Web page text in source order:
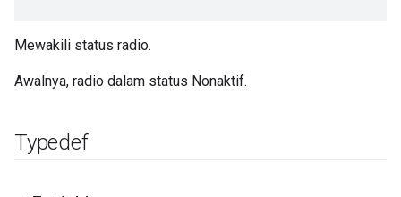
Mewakili status radio.
Awalnya, radio dalam status Nonaktif.
Typedef